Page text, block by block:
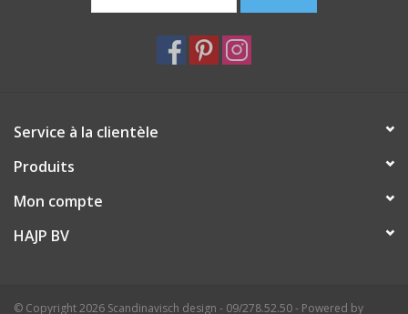
Nettoyer avec un chiffon humide.
Service à la clientèle
Produits
Mon compte
HAJP BV
© Copyright 2026 Scandinavisch design - 09/278.52.50 - Powered by